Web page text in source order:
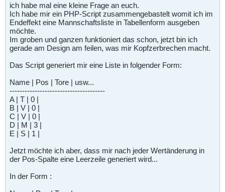
ich habe mal eine kleine Frage an euch.
Ich habe mir ein PHP-Script zusammengebastelt womit ich im
Endeffekt eine Mannschaftsliste in Tabellenform ausgeben
möchte.
Im groben und ganzen funktioniert das schon, jetzt bin ich
gerade am Design am feilen, was mir Kopfzerbrechen macht.
Das Script generiert mir eine Liste in folgender Form:
Name | Pos | Tore | usw...
--------------------------------------
A | T | 0 |
B | V | 0 |
C | V | 0 |
D | M | 3 |
E | S | 1 |
Jetzt möchte ich aber, dass mir nach jeder Wertänderung in
der Pos-Spalte eine Leerzeile generiert wird...
In der Form :